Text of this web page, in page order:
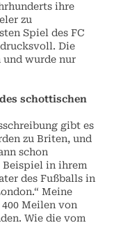
ihre
zu
Spiel des FC
Die
und wurde nur
schottischen
gibt es
zu Briten, und
schon
Beispiel in ihrem
des Fußballs in
Meine
Meilen von
Wie die vom